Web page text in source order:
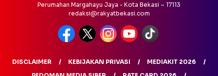
Perumahan Margahayu Jaya - Kota Bekasi – 17113
redaksi@rakyatbekasi.com
DISCLAIMER KEBIJAKAN PRIVASI
MEDIAKIT 2026